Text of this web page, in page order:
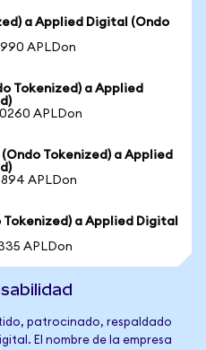
a Applied Digital (Ondo
APLDon
Tokenized) a Applied
APLDon
Tokenized) a Applied
APLDon
a Applied Digital
APLDon
patrocinado, respaldado
El nombre de la empresa